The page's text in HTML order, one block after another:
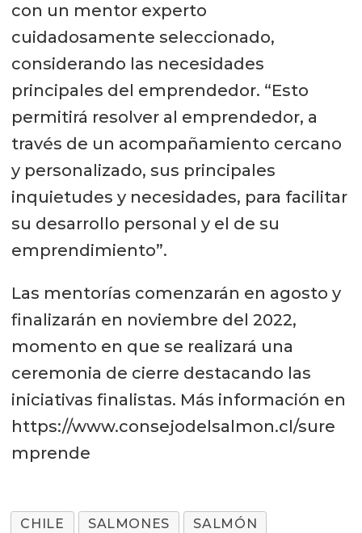
con un mentor experto
cuidadosamente seleccionado,
considerando las necesidades
principales del emprendedor. “Esto
permitirá resolver al emprendedor, a
través de un acompañamiento cercano
y personalizado, sus principales
inquietudes y necesidades, para facilitar
su desarrollo personal y el de su
emprendimiento”.
Las mentorías comenzarán en agosto y
finalizarán en noviembre del 2022,
momento en que se realizará una
ceremonia de cierre destacando las
iniciativas finalistas. Más información en
https://www.consejodelsalmon.cl/sure
mprende
CHILE SALMONES
SALMÓN